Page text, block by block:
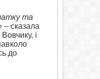
та
– сказала
і
до